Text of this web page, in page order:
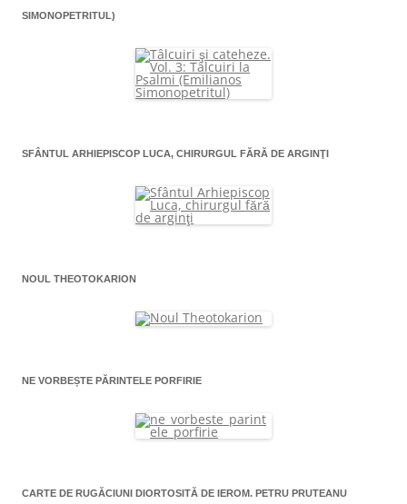
SIMONOPETRITUL)
SFÂNTUL ARHIEPISCOP LUCA, CHIRURGUL FĂRĂ DE ARGINŢI
NOUL THEOTOKARION
NE VORBEȘTE PĂRINTELE PORFIRIE
CARTE DE RUGĂCIUNI DIORTOSITĂ DE IEROM. PETRU PRUTEANU